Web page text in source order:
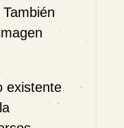
existente